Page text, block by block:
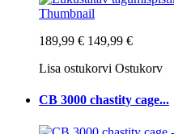
189,99 € 149,99 €
Lisa ostukorvi Ostukorv
CB 3000 chastity cage...